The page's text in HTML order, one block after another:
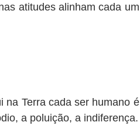
atitudes alinham cada um
na Terra cada ser humano é
a poluição, a indiferença.